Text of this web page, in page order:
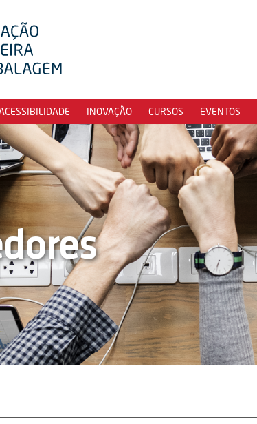
INOVAÇÃO CURSOS EVENTOS